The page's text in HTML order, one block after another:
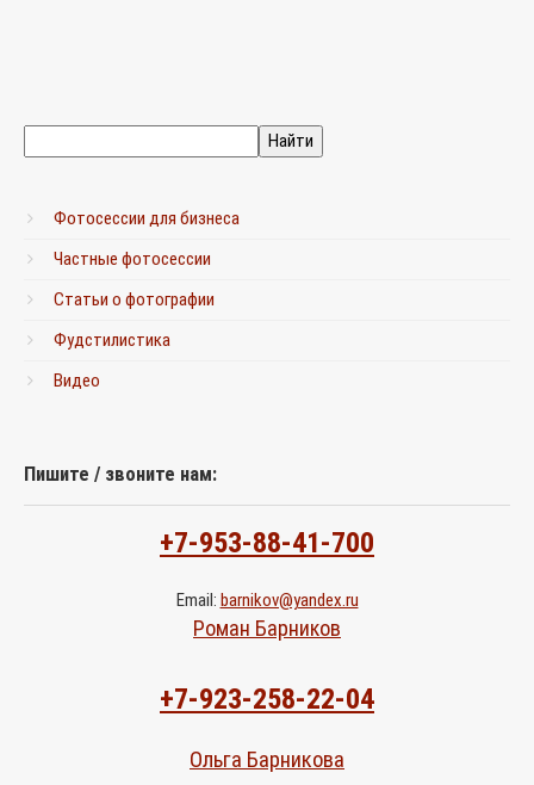
Фотосессии для бизнеса
Частные фотосессии
Статьи о фотографии
Фудстилистика
Видео
Пишите / звоните нам:
+7-953-88-41-700
Email: barnikov@yandex.ru
Роман Барников
+7-923-258-22-04
Ольга Барникова